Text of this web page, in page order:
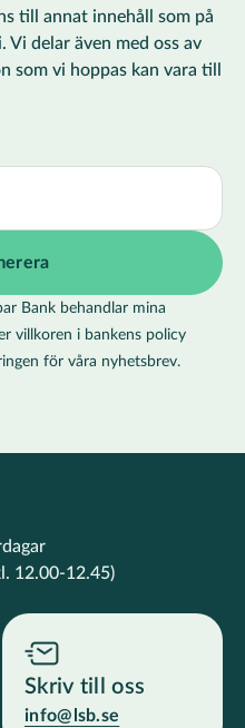
till annat innehåll som på
delar även med oss av
som vi hoppas kan vara till
Bank behandlar mina
villkoren i bankens policy
för våra nyhetsbrev.
12.00-12.45)
Skriv till oss
info@lsb.se